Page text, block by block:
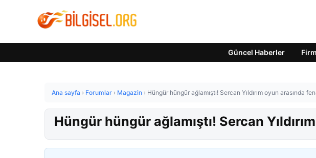
Güncel Haberler
Ana sayfa › Forumlar › Magazin › Hüngür hüngür ağlamıştı! Sercan Yıldırım oyun arasında
Hüngür hüngür ağlamıştı! Sercan